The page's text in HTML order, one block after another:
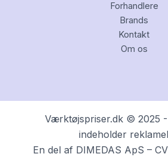
Forhandlere
Brands
Kontakt
Om os
Værktøjspriser.dk © 2025 -
indeholder
En del af DIMEDAS ApS –